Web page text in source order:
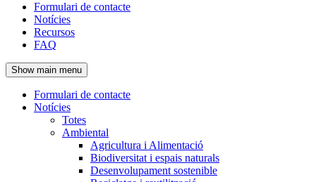
Navegació
principal
de
l'encapçalament
Formulari de contacte
Notícies
Recursos
FAQ
Show main menu
Navegació
principal
Formulari de contacte
Notícies
Totes
Ambiental
Agricultura i Alimentació
Biodiversitat i espais naturals
Desenvolupament sostenible